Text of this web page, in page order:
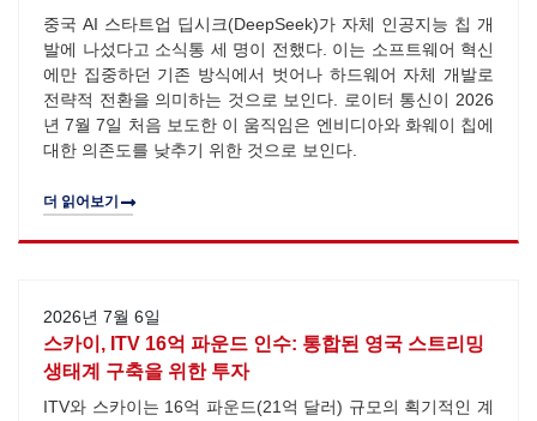
중국 AI 스타트업 딥시크(DeepSeek)가 자체 인공지능 칩 개
발에 나섰다고 소식통 세 명이 전했다. 이는 소프트웨어 혁신
에만 집중하던 기존 방식에서 벗어나 하드웨어 자체 개발로
전략적 전환을 의미하는 것으로 보인다. 로이터 통신이 2026
년 7월 7일 처음 보도한 이 움직임은 엔비디아와 화웨이 칩에
대한 의존도를 낮추기 위한 것으로 보인다.
더 읽어보기
2026년 7월 6일
스카이, ITV 16억 파운드 인수: 통합된 영국 스트리밍
생태계 구축을 위한 투자
ITV와 스카이는 16억 파운드(21억 달러) 규모의 획기적인 계